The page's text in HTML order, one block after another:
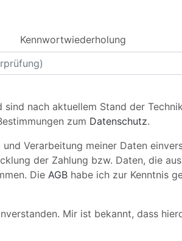
Kennwortwiederholung
nach aktuellem Stand der
zum Datenschutz.
Verarbeitung meiner Daten
der Zahlung bzw. Daten, die
Die AGB habe ich zur Kenntnis
Mir ist bekannt, dass